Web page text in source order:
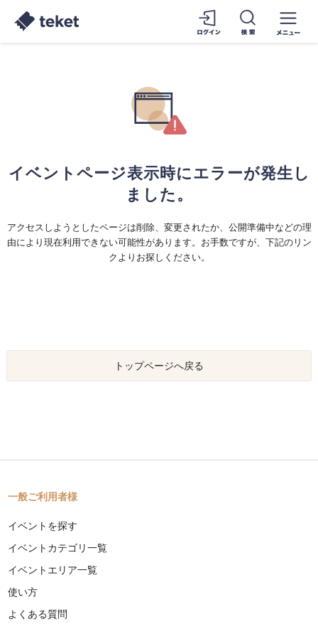
イベントページ表示時にエラーが発生し
ました。
アクセスしようとしたページは削除、変更されたか、公開準備中などの理
由により現在利用できない可能性があります。お手数ですが、下記のリン
クよりお探しください。
トップページへ戻る
一般ご利用者様
イベントを探す
イベントカテゴリ一覧
イベントエリア一覧
使い方
よくある質問